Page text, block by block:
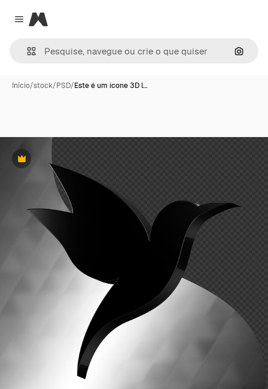
Close menu
Magnific
Início/stock/PSD/Este é um ícone 3D l…
Premium